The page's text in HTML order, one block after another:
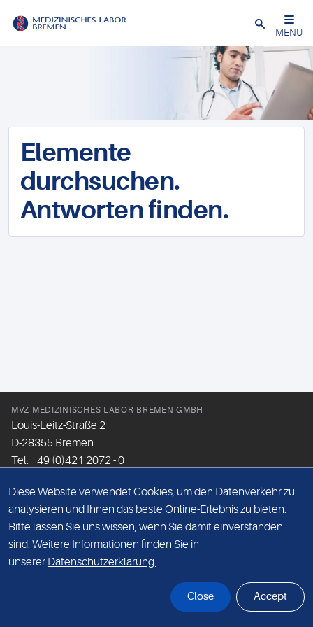
Schließen
MENU
Elemente
durchsuchen.
Antworten finden.
MVZ MEDIZINISCHES LABOR BREMEN GMBH
Louis-Leitz-Straße 2
D-28355 Bremen
Tel: +49 (0)421 2072 - 0
Email:info@mlhb.de
DATENSCHUTZ
IMPRESSUM
Diese Website verwendet Cookies, um den Datenverkehr zu
analysieren und Ihnen das beste Online-Erlebnis zu bieten.
Bitte lassen Sie uns wissen, wenn Sie damit einverstanden
sind. Weitere Informationen finden Sie in
unserer Datenschutzerklärung.
Close Accept